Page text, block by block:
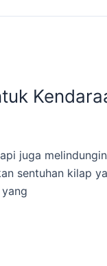
juga
sentuhan kilap